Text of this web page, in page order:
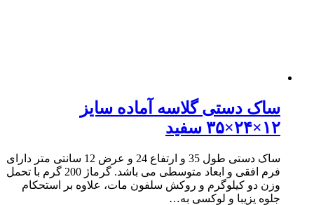
ساک دستی گلاسه آماده سایز
ساک دستی طول 35 و ارتفاع 24 و عرض 12 سانتی متر دارای
فرم افقی و ابعاد متوسطی می باشد. گرماژ 200 گرم با تحمل
وزن دو کیلوگرم و روکش سلفون مات، علاوه بر استحکام
جلوه یزیبا و لوکسی به…